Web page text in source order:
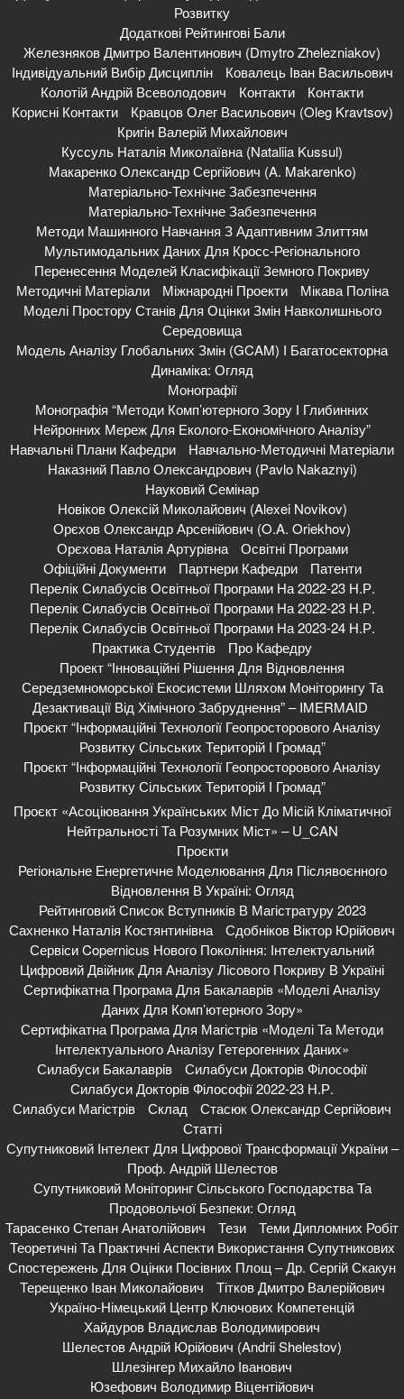
Розвитку
Додаткові Рейтингові Бали
Железняков Дмитро Валентинович (Dmytro Zhelezniakov)
Індивідуальний Вибір Дисциплін
Ковалець Іван Васильович
Колотій Андрій Всеволодович
Контакти
Контакти
Корисні Контакти
Кравцов Олег Васильович (Oleg Kravtsov)
Кригін Валерій Михайлович
Куссуль Наталія Миколаївна (Nataliia Kussul)
Макаренко Олександр Сергійович (A. Makarenko)
Матеріально-Технічне Забезпечення
Матеріально-Технічне Забезпечення
Методи Машинного Навчання З Адаптивним Злиттям
Мультимодальних Даних Для Кросс-Регіонального
Перенесення Моделей Класифікації Земного Покриву
Методичні Матеріали
Міжнародні Проекти
Мікава Поліна
Моделі Простору Станів Для Оцінки Змін Навколишнього
Середовища
Модель Аналізу Глобальних Змін (GCAM) І Багатосекторна
Динаміка: Огляд
Монографії
Монографія “Методи Комп’ютерного Зору І Глибинних
Нейронних Мереж Для Еколого-Економічного Аналізу”
Навчальні Плани Кафедри
Навчально-Методичні Матеріали
Наказний Павло Олександрович (Pavlo Nakaznyi)
Науковий Семінар
Новіков Олексій Миколайович (Alexei Novikov)
Орєхов Олександр Арсенійович (O.A. Oriekhov)
Орєхова Наталія Артурівна
Освітні Програми
Офіційні Документи
Партнери Кафедри
Патенти
Перелік Силабусів Освітньої Програми На 2022-23 Н.р.
Перелік Силабусів Освітньої Програми На 2022-23 Н.р.
Перелік Силабусів Освітньої Програми На 2023-24 Н.р.
Практика Студентів
Про Кафедру
Проект “Інноваційні Рішення Для Відновлення
Середземноморської Екосистеми Шляхом Моніторингу Та
Дезактивації Від Хімічного Забруднення” – IMERMAID
Проєкт “Інформаційні Технології Геопросторового Аналізу
Розвитку Сільських Територій І Громад”
Проєкт “Інформаційні Технології Геопросторового Аналізу
Розвитку Сільських Територій І Громад”
Проєкт «Асоціювання Українських Міст До Місій Кліматичної
Нейтральності Та Розумних Міст» – U_CAN
Проєкти
Регіональне Енергетичне Моделювання Для Післявоєнного
Відновлення В Україні: Огляд
Рейтинговий Список Вступників В Магістратуру 2023
Сахненко Наталія Костянтинівна
Сдобніков Віктор Юрійович
Сервіси Copernicus Нового Покоління: Інтелектуальний
Цифровий Двійник Для Аналізу Лісового Покриву В Україні
Сертифікатна Програма Для Бакалаврів «Моделі Аналізу
Даних Для Комп’ютерного Зору»
Сертифікатна Програма Для Магістрів «Моделі Та Методи
Інтелектуального Аналізу Гетерогенних Даних»
Силабуси Бакалаврів
Силабуси Докторів Філософії
Силабуси Докторів Філософії 2022-23 Н.р.
Силабуси Магістрів
Склад
Стасюк Олександр Сергійович
Статті
Супутниковий Інтелект Для Цифрової Трансформації України –
Проф. Андрій Шелестов
Супутниковий Моніторинг Сільського Господарства Та
Продовольчої Безпеки: Огляд
Тарасенко Степан Анатолійович
Тези
Теми Дипломних Робіт
Теоретичні Та Практичні Аспекти Використання Супутникових
Спостережень Для Оцінки Посівних Площ – Др. Сергій Скакун
Терещенко Іван Миколайович
Тітков Дмитро Валерійович
Україно-Німецький Центр Ключових Компетенцій
Хайдуров Владислав Володимирович
Шелестов Андрій Юрійович (Andrii Shelestov)
Шлезінгер Михайло Іванович
Юзефович Володимир Віцентійович